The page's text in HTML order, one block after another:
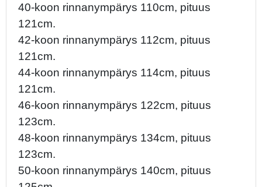
40-koon rinnanympärys 110cm, pituus
121cm.
42-koon rinnanympärys 112cm, pituus
121cm.
44-koon rinnanympärys 114cm, pituus
121cm.
46-koon rinnanympärys 122cm, pituus
123cm.
48-koon rinnanympärys 134cm, pituus
123cm.
50-koon rinnanympärys 140cm, pituus